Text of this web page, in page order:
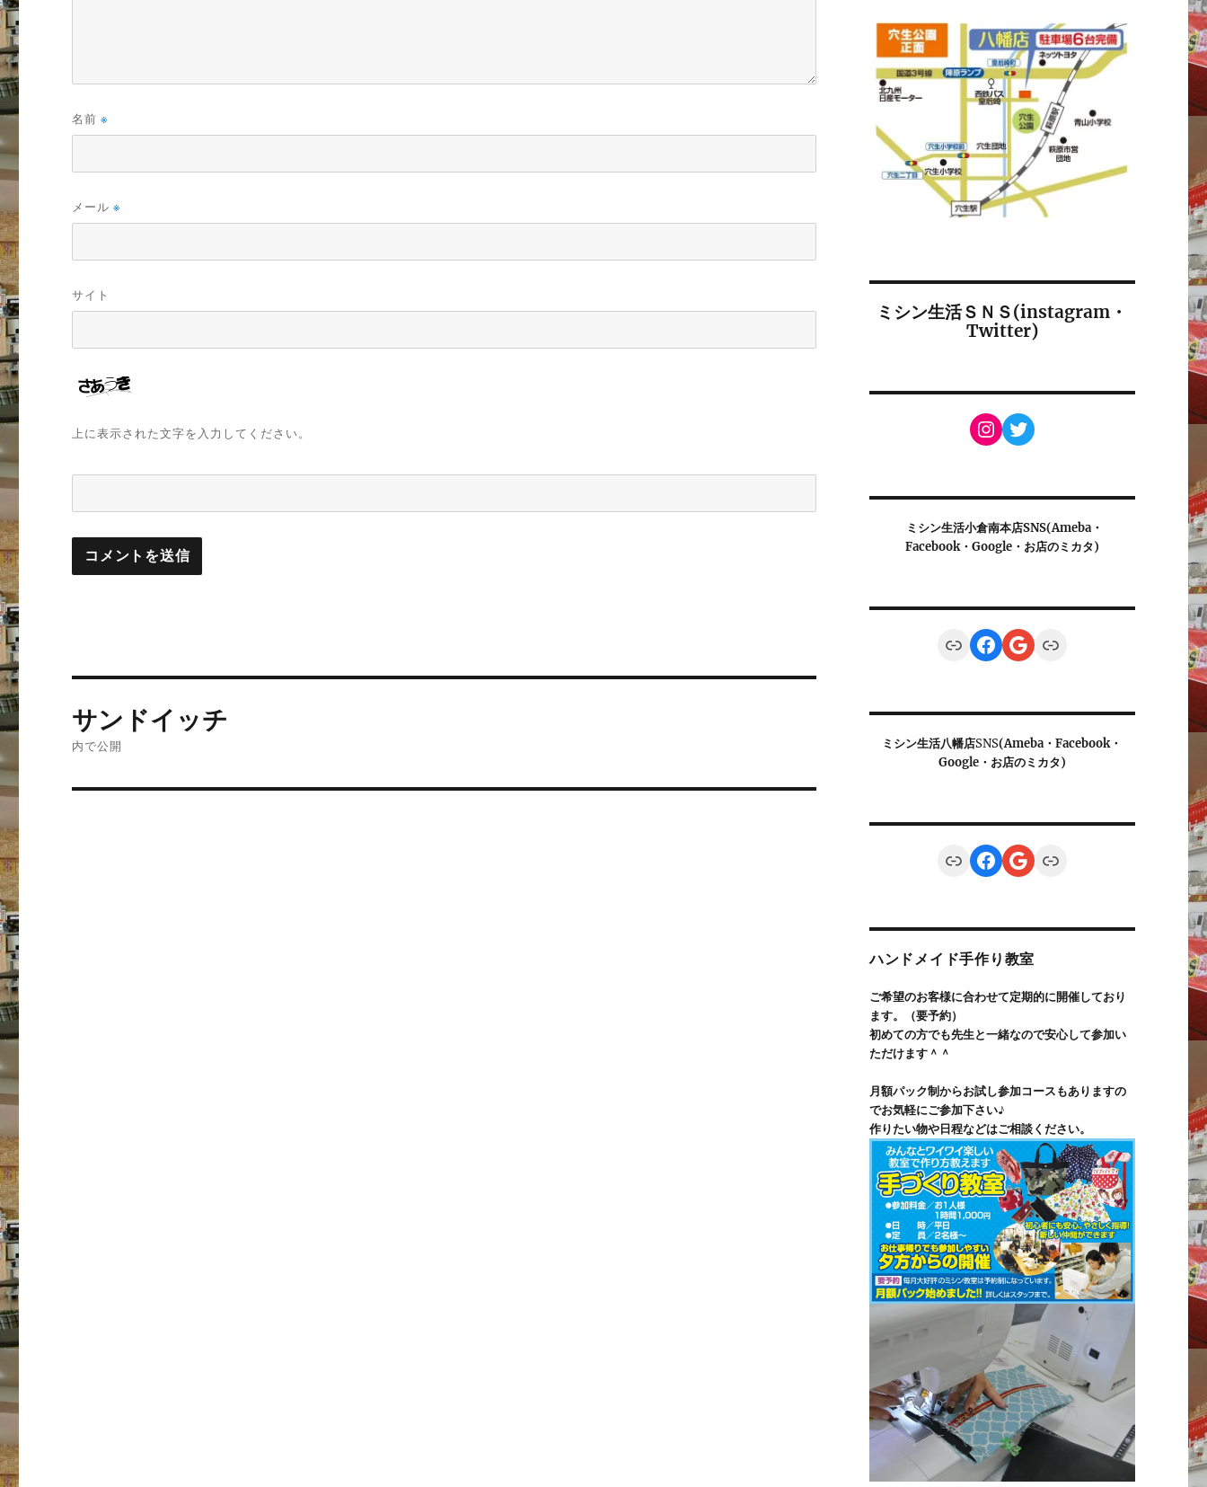
名前※
メール※
サイト
上に表示された文字を入力してください。
稿
サンドイッチ
内で公開
ミシン生活ＳＮＳ(instagram・
Twitter)
Instagram
Twitter
ミシン生活小倉南本店SNS(Ameba・
Facebook・Google・お店のミカタ)
LinkFacebook
Google
Link
ミシン生活八幡店SNS(Ameba・Facebook・
Google・お店のミカタ)
LinkFacebook
Google
Link
ハンドメイド手作り教室
ご希望のお客様に合わせて定期的に開催しており
ます。（要予約）
初めての方でも先生と一緒なので安心して参加い
ただけます＾＾
月額パック制からお試し参加コースもありますの
でお気軽にご参加下さい♪
作りたい物や日程などはご相談ください。